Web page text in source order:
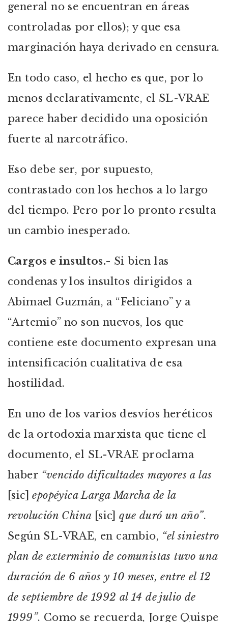
general no se encuentran en áreas
controladas por ellos); y que esa
marginación haya derivado en censura.
En todo caso, el hecho es que, por lo
menos declarativamente, el SL-VRAE
parece haber decidido una oposición
fuerte al narcotráfico.
Eso debe ser, por supuesto,
contrastado con los hechos a lo largo
del tiempo. Pero por lo pronto resulta
un cambio inesperado.
Cargos e insultos.- Si bien las
condenas y los insultos dirigidos a
Abimael Guzmán, a “Feliciano” y a
“Artemio” no son nuevos, los que
contiene este documento expresan una
intensificación cualitativa de esa
hostilidad.
En uno de los varios desvíos heréticos
de la ortodoxia marxista que tiene el
documento, el SL-VRAE proclama
haber “vencido dificultades mayores a las
[sic] epopéyica Larga Marcha de la
revolución China [sic] que duró un año”.
Según SL-VRAE, en cambio, “el siniestro
plan de exterminio de comunistas tuvo una
duración de 6 años y 10 meses, entre el 12
de septiembre de 1992 al 14 de julio de
1999”. Como se recuerda, Jorge Quispe